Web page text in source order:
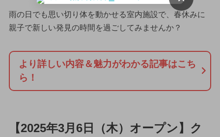
雨の日でも思い切り体を動かせる室内施設で、春休みに
親子で新しい発見の時間を過ごしてみませんか？
より詳しい内容＆魅力がわかる記事はこち
ら！
【2025年3月6日（木）オープン】ク